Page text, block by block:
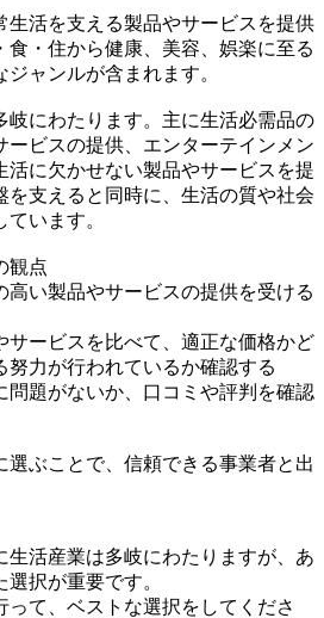
生活を支える製品やサービスを提供
食・住から健康、美容、娯楽に至る
ャンルが含まれます。
岐にわたります。主に生活必需品の
ービスの提供、エンターテインメン
活に欠かせない製品やサービスを提
を支えると同時に、生活の質や社会
います。
観点
高い製品やサービスの提供を受ける
サービスを比べて、適正な価格かど
努力が行われているか確認する
問題がないか、口コミや評判を確認
選ぶことで、信頼できる事業者と出
生活産業は多岐にわたりますが、あ
択が重要です。
て、ベストな選択をしてくださ